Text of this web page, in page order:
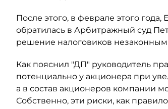
После этого, в феврале этого
обратилась в Арбитражный суд
решение налоговиков
Как пояснил "ДП" руководитель
потенциально у акционера при
а в состав акционеров компании
Собственно, эти риски, как